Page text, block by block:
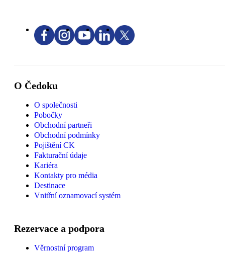
O Čedoku
O společnosti
Pobočky
Obchodní partneři
Obchodní podmínky
Pojištění CK
Fakturační údaje
Kariéra
Kontakty pro média
Destinace
Vnitřní oznamovací systém
Rezervace a podpora
Věrnostní program